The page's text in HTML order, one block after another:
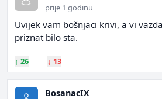
prije 1 godinu
Uvijek vam bošnjaci krivi, a vi
priznat bilo sta.
↑ 26 ↓ 13
BosanacIX